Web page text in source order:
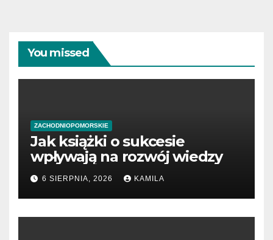
You missed
ZACHODNIOPOMORSKIE
Jak książki o sukcesie
wpływają na rozwój wiedzy
6 SIERPNIA, 2026 KAMILA